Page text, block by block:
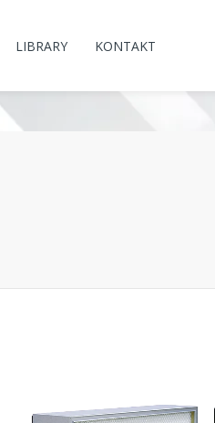
LIBRARY KONTAKT